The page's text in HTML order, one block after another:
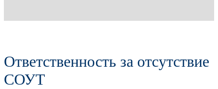
Ответственность за отсутствие
СОУТ